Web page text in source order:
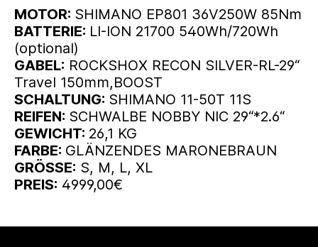
MOTOR: SHIMANO EP801 36V250W 85Nm
BATTERIE: LI-ION 21700 540Wh/720Wh
(optional)
GABEL: ROCKSHOX RECON SILVER-RL-29“
Travel 150mm,BOOST
SCHALTUNG: SHIMANO 11-50T 11S
REIFEN: SCHWALBE NOBBY NIC 29“*2.6“
GEWICHT: 26,1 KG
FARBE: GLÄNZENDES MARONEBRAUN
GRÖSSE: S, M, L, XL
PREIS: 4999,00€